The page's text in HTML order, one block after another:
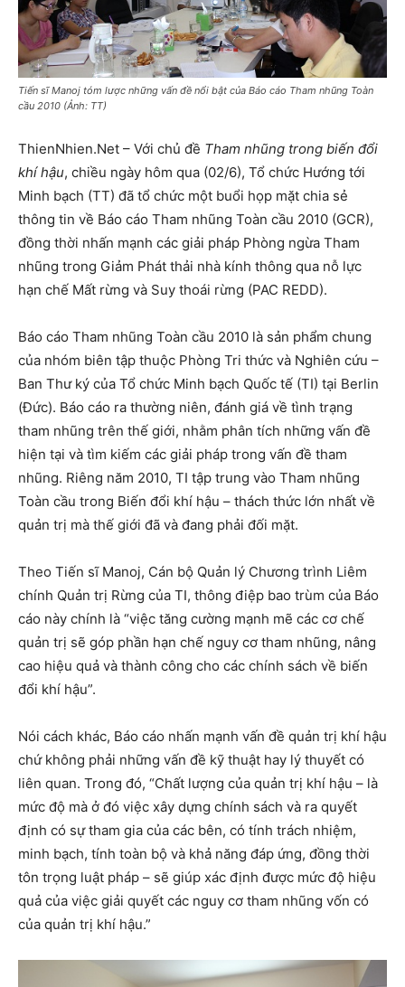
Tiến sĩ Manoj tóm lược những vấn đề nổi bật của Báo cáo Tham nhũng Toàn
cầu 2010 (Ảnh: TT)
ThienNhien.Net – Với chủ đề Tham nhũng trong biến đổi
khí hậu, chiều ngày hôm qua (02/6), Tổ chức Hướng tới
Minh bạch (TT) đã tổ chức một buổi họp mặt chia sẻ
thông tin về Báo cáo Tham nhũng Toàn cầu 2010 (GCR),
đồng thời nhấn mạnh các giải pháp Phòng ngừa Tham
nhũng trong Giảm Phát thải nhà kính thông qua nỗ lực
hạn chế Mất rừng và Suy thoái rừng (PAC REDD).
Báo cáo Tham nhũng Toàn cầu 2010 là sản phẩm chung
của nhóm biên tập thuộc Phòng Tri thức và Nghiên cứu –
Ban Thư ký của Tổ chức Minh bạch Quốc tế (TI) tại Berlin
(Đức). Báo cáo ra thường niên, đánh giá về tình trạng
tham nhũng trên thế giới, nhằm phân tích những vấn đề
hiện tại và tìm kiếm các giải pháp trong vấn đề tham
nhũng. Riêng năm 2010, TI tập trung vào Tham nhũng
Toàn cầu trong Biến đổi khí hậu – thách thức lớn nhất về
quản trị mà thế giới đã và đang phải đối mặt.
Theo Tiến sĩ Manoj, Cán bộ Quản lý Chương trình Liêm
chính Quản trị Rừng của TI, thông điệp bao trùm của Báo
cáo này chính là “việc tăng cường mạnh mẽ các cơ chế
quản trị sẽ góp phần hạn chế nguy cơ tham nhũng, nâng
cao hiệu quả và thành công cho các chính sách về biến
đổi khí hậu”.
Nói cách khác, Báo cáo nhấn mạnh vấn đề quản trị khí hậu
chứ không phải những vấn đề kỹ thuật hay lý thuyết có
liên quan. Trong đó, “Chất lượng của quản trị khí hậu – là
mức độ mà ở đó việc xây dựng chính sách và ra quyết
định có sự tham gia của các bên, có tính trách nhiệm,
minh bạch, tính toàn bộ và khả năng đáp ứng, đồng thời
tôn trọng luật pháp – sẽ giúp xác định được mức độ hiệu
quả của việc giải quyết các nguy cơ tham nhũng vốn có
của quản trị khí hậu.”